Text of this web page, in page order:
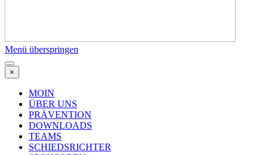
Menü überspringen
×
MOIN
ÜBER UNS
PRÄVENTION
DOWNLOADS
TEAMS
SCHIEDSRICHTER